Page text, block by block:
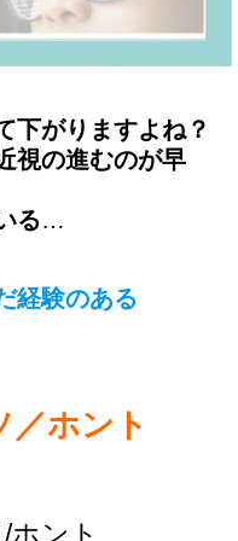
下がりますよね？
視の進むのが早
る…
経験のある
／ホント
ント